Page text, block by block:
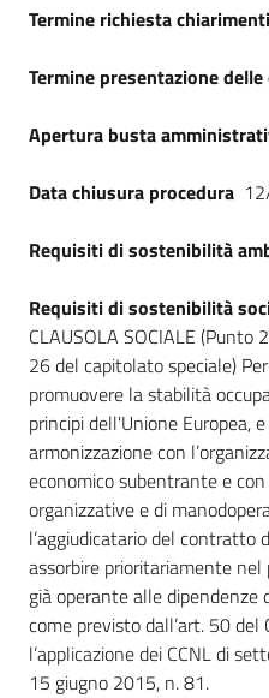
Termine richiesta chiarimenti
Termine presentazione
Apertura busta
Data chiusura procedura
Requisiti di sostenibilità
Requisiti di sostenibilità
CLAUSOLA SOCIALE (Punto
26 del capitolato speciale)
promuovere la stabilità
principi dell'Unione Europea,
armonizzazione con
economico subentrante e
organizzative e di
l’aggiudicatario del contratto
assorbire prioritariamente
già operante alle dipendenze
come previsto dall’art. 50 del
l’applicazione dei CCNL di
15 giugno 2015, n. 81.